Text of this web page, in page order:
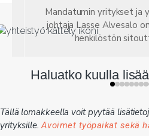
Mandatumin yritykset ja
johtaja Lasse Alvesalo
henkilöstön
Haluatko kuulla
Tällä lomakkeella voit pyytää
yrityksille.Avoimet työpaikat sekä